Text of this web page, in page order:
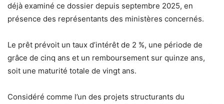
déjà examiné ce dossier depuis septembre 2025, en
présence des représentants des ministères concernés.
Le prêt prévoit un taux d’intérêt de 2 %, une période de
grâce de cinq ans et un remboursement sur quinze ans,
soit une maturité totale de vingt ans.
Considéré comme l’un des projets structurants du